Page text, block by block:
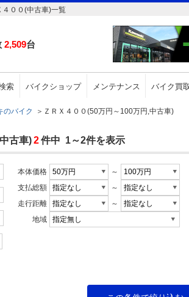
００(中古車)一覧
2,509台
索 バイクショップ メンテナンス バイク買取
のバイク ＞ ＺＲＸ４００(50万円～100万円,中古車)
古車)2件中 1～2件を表示
本体価格
～
支払総額
～
走行距離
～
地域